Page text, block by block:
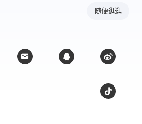
随便逛逛